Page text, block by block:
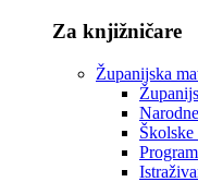
Za knjižničare
Županijska